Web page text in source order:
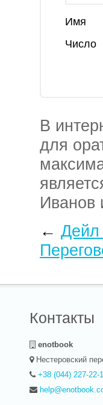
Имя
Число
В
для
Иванов
для
по
← Дейл
Контакты
enotbook
Нестеровский
+38 (044) 227-22-